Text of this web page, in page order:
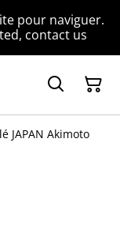
pour naviguer.
contact us
JAPAN Akimoto